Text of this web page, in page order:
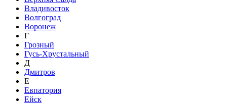
Владивосток
Волгоград
Воронеж
Г
Грозный
Гусь-Хрустальный
Д
Дмитров
Е
Евпатория
Ейск